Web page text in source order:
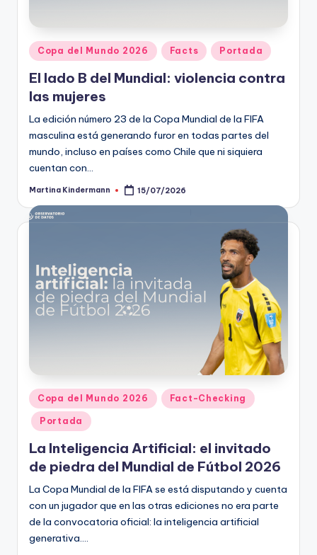
t
o
s
y
F
a
c
t
-
g
Publicado
en
Copa del Mundo 2026 Facts Portada
El lado B del Mundial: violencia contra
las mujeres
La edición número 23 de la Copa Mundial de la FIFA
masculina está generando furor en todas partes del
mundo, incluso en países como Chile que ni siquiera
cuentan con…
Publicado
Martina Kindermann 15/07/2026
Publicado
en
Copa del Mundo 2026 Fact-Checking
Portada
La Inteligencia Artificial: el invitado
de piedra del Mundial de Fútbol 2026
La Copa Mundial de la FIFA se está disputando y cuenta
con un jugador que en las otras ediciones no era parte
de la convocatoria oficial: la inteligencia artificial
generativa.…